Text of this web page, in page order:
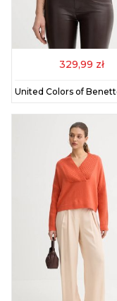
329,99 zł